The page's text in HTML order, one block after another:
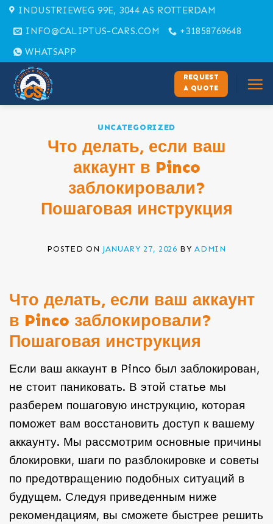
Skip
content
INDUSTRIEWEG 99E, 3044 AS ROTTERDAM
INFO@CALIPTUS-CARS.COM
+31858769648
WHATSAPP
REQUEST
A QUOTE
UNCATEGORIZED
Что делать, если ваш
аккаунт в Pinco
заблокировали?
Пошаговая инструкция
POSTED ON JANUARY 27, 2026 BYADMIN
Что делать, если ваш аккаунт
в Pinco заблокировали?
Пошаговая инструкция
Если ваш аккаунт в Pinco был заблокирован,
не стоит паниковать. В этой статье мы
разберем пошаговую инструкцию, которая
поможет вам восстановить доступ к вашему
аккаунту. Мы рассмотрим основные причины
блокировки, шаги по разблокировке и советы
по предотвращению подобных ситуаций в
будущем. Следуя приведенным ниже
рекомендациям, вы сможете быстрее решить